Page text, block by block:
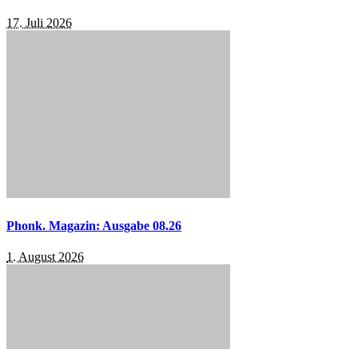
17. Juli 2026
Phonk. Magazin: Ausgabe 08.26
1. August 2026